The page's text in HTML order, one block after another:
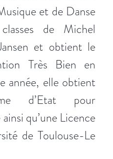
et de Danse
de Michel
et obtient le
Très Bien en
année, elle obtient
d’Etat pour
qu’une Licence
de Toulouse-Le